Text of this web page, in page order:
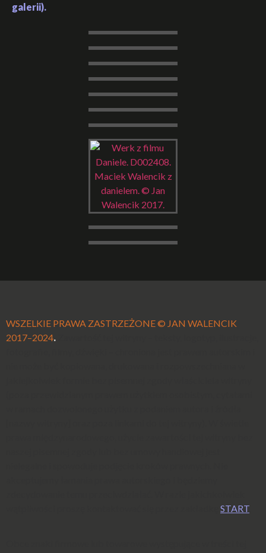
galerii).
WSZELKIE PRAWA ZASTRZEŻONE © JAN WALENCIK
2017–2024.
START